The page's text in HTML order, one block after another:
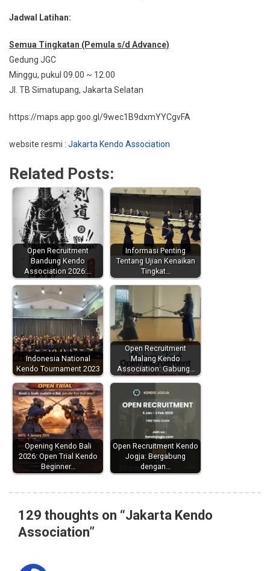
Jadwal Latihan:
Semua Tingkatan (Pemula s/d Advance)
Gedung JGC
Minggu, pukul 09.00 ~ 12.00
Jl. TB Simatupang, Jakarta Selatan
https://maps.app.goo.gl/9wec1B9dxmYYCgvFA
website resmi : Jakarta Kendo Association
Related Posts:
Open Recruitment
Bandung Kendo
Association 2026:…
Informasi Penting
Tentang Ujian Kenaikan
Tingkat…
Indonesia National
Kendo Tournament 2023
Open Recruitment
Malang Kendo
Association: Gabung…
Opening Kendo Bali
2026: Open Trial Kendo
Beginner…
Open Recruitment Kendo
Jogja: Bergabung
dengan…
129 thoughts on “Jakarta Kendo
Association”